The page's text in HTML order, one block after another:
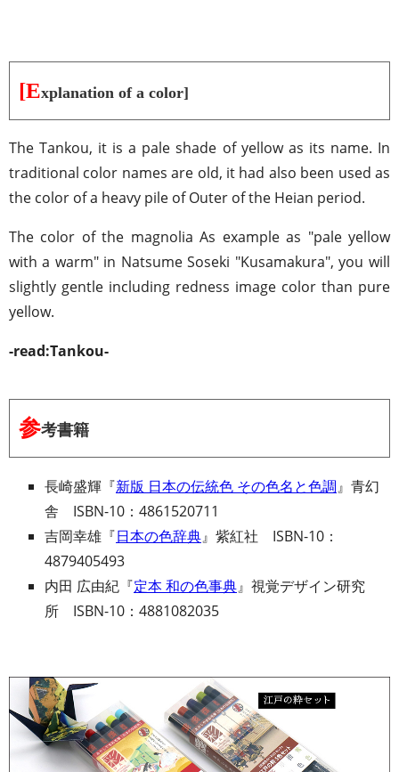
[Explanation of a color]
The Tankou, it is a pale shade of yellow as its name. In
traditional color names are old, it had also been used as
the color of a heavy pile of Outer of the Heian period.
The color of the magnolia As example as "pale yellow
with a warm" in Natsume Soseki "Kusamakura", you will
slightly gentle including redness image color than pure
yellow.
-read:Tankou-
参考書籍
長崎盛輝『新版 日本の伝統色 その色名と色調』青幻
舎 ISBN-10：4861520711
吉岡幸雄『日本の色辞典』紫紅社 ISBN-10：
4879405493
内田 広由紀『定本 和の色事典』視覚デザイン研究
所 ISBN-10：4881082035